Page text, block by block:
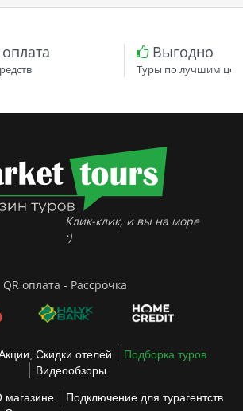
Выгодно
Туры по лучшим
Клик-клик, и вы на море
:)
QR оплата - Рассрочка
Скидки отелей
Подборка туров
Видеообзоры
магазине
Подключение для турагентств